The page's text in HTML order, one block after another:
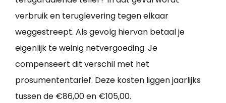
verbruik en teruglevering tegen elkaar
weggestreept. Als gevolg hiervan betaal je
eigenlijk te weinig netvergoeding. Je
compenseert dit verschil met het
prosumententarief. Deze kosten liggen jaarlijks
tussen de €86,00 en €105,00.